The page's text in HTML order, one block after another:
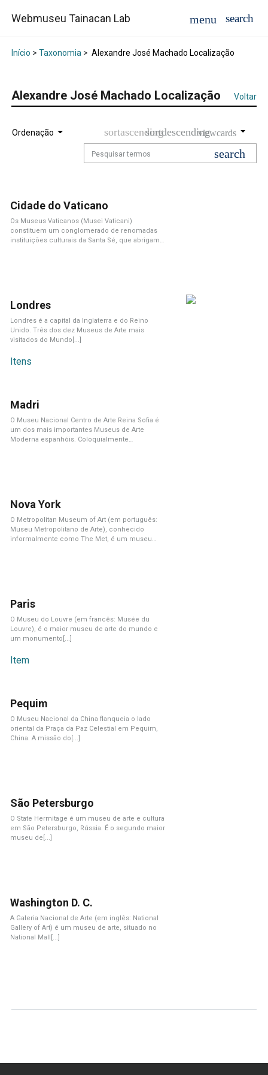
Webmuseu Tainacan Lab
Início > Taxonomia> Alexandre José Machado Localização
Alexandre José Machado Localização Voltar
Ordenação
Cidade do Vaticano
Os Museus Vaticanos (Musei Vaticani)
constituem um conglomerado de renomadas
instituições culturais da Santa Sé, que abrigam
Londres
Londres é a capital da Inglaterra e do Reino
Unido. Três dos dez Museus de Arte mais
visitados do Mundo[...]
Itens
Madri
O Museu Nacional Centro de Arte Reina Sofia é
um dos mais importantes Museus de Arte
Moderna espanhóis. Coloquialmente
Nova York
O Metropolitan Museum of Art (em português:
Museu Metropolitano de Arte), conhecido
informalmente como The Met, é um museu
Paris
O Museu do Louvre (em francês: Musée du
Louvre), é o maior museu de arte do mundo e
um monumento[...]
Item
Pequim
O Museu Nacional da China flanqueia o lado
oriental da Praça da Paz Celestial em Pequim,
China. A missão do[...]
São Petersburgo
O State Hermitage é um museu de arte e cultura
em São Petersburgo, Rússia. É o segundo maior
museu de[...]
Washington D. C.
A Galeria Nacional de Arte (em inglês: National
Gallery of Art) é um museu de arte, situado no
National Mall[...]